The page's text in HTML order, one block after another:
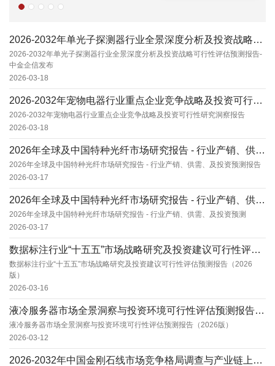
2026-2032年单光子探测器行业全景深度分析及投资战略可行性评估预测报告-中金企信发布...
2026-2032年单光子探测器行业全景深度分析及投资战略可行性评估预测报告-
中金企信发布
2026-03-18
2026-2032年宠物电器行业重点企业竞争战略及投资可行性研究洞察报告
2026-2032年宠物电器行业重点企业竞争战略及投资可行性研究洞察报告
2026-03-18
2026年全球及中国特种光纤市场研究报告 - 行业产销、供需、及投资预测报告
2026年全球及中国特种光纤市场研究报告 - 行业产销、供需、及投资预测报告
2026-03-17
2026年全球及中国特种光纤市场研究报告 - 行业产销、供需、及投资预测
2026年全球及中国特种光纤市场研究报告 - 行业产销、供需、及投资预测
2026-03-17
数据标注行业“十五五”市场战略研究及投资建议可行性评估预测报告（2026版）
数据标注行业“十五五”市场战略研究及投资建议可行性评估预测报告（2026
版）
2026-03-16
液冷服务器市场全景洞察与投资环境可行性评估预测报告（2026版）
液冷服务器市场全景洞察与投资环境可行性评估预测报告（2026版）
2026-03-12
2026-2032年中国金刚石线市场竞争格局调查与产业链上下游分析报告-中金企信发布